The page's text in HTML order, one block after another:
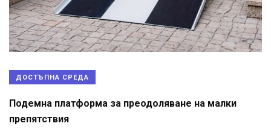
ДОСТЪПНА СРЕДА
Подемна платформа за преодоляване на малки
препятствия